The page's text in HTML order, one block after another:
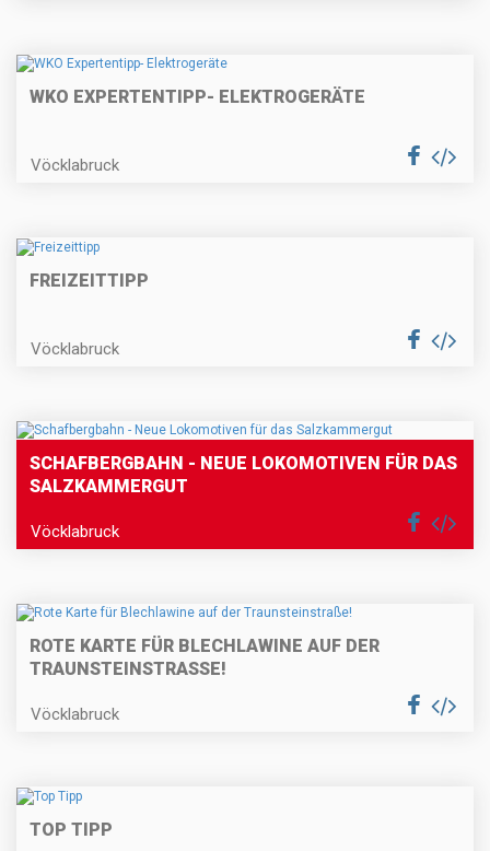
WKO EXPERTENTIPP- ELEKTROGERÄTE
Vöcklabruck
FREIZEITTIPP
Vöcklabruck
SCHAFBERGBAHN - NEUE LOKOMOTIVEN FÜR DAS
SALZKAMMERGUT
Vöcklabruck
ROTE KARTE FÜR BLECHLAWINE AUF DER
TRAUNSTEINSTRASSE!
Vöcklabruck
TOP TIPP